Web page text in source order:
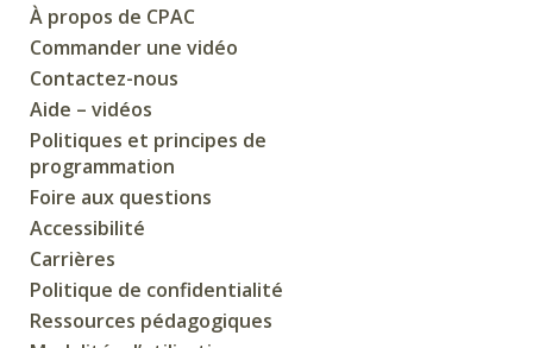
À propos de CPAC
Commander une vidéo
Contactez-nous
Aide – vidéos
Politiques et principes de
programmation
Foire aux questions
Accessibilité
Carrières
Politique de confidentialité
Ressources pédagogiques